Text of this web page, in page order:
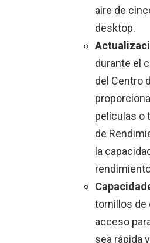
aire de
desktop.
durante el
del Centro
películas o
de
la
tornillos de
acceso
sea rápida